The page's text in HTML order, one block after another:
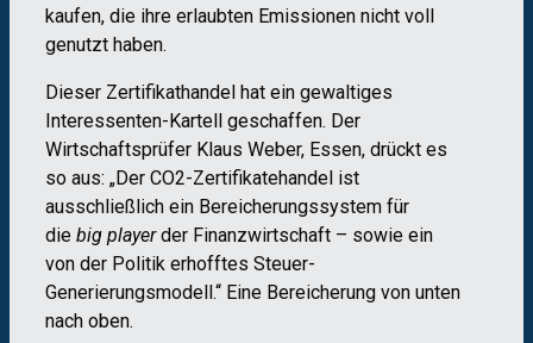
kaufen, die ihre erlaubten Emissionen nicht voll
genutzt haben.
Dieser Zertifikathandel hat ein gewaltiges
Interessenten-Kartell geschaffen. Der
Wirtschaftsprüfer Klaus Weber, Essen, drückt es
so aus: „Der CO2-Zertifikatehandel ist
ausschließlich ein Bereicherungssystem für
die big playerder Finanzwirtschaft – sowie ein
von der Politik erhofftes Steuer-
Generierungsmodell.“ Eine Bereicherung von unten
nach oben.